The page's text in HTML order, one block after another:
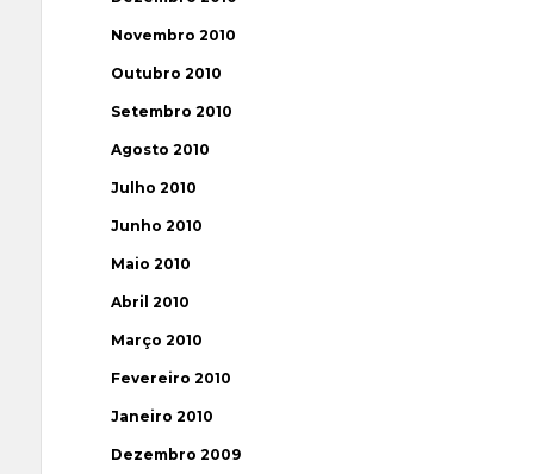
Novembro 2010
Outubro 2010
Setembro 2010
Agosto 2010
Julho 2010
Junho 2010
Maio 2010
Abril 2010
Março 2010
Fevereiro 2010
Janeiro 2010
Dezembro 2009